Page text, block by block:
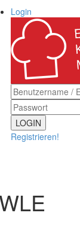
Login
LOGIN
Registrieren!